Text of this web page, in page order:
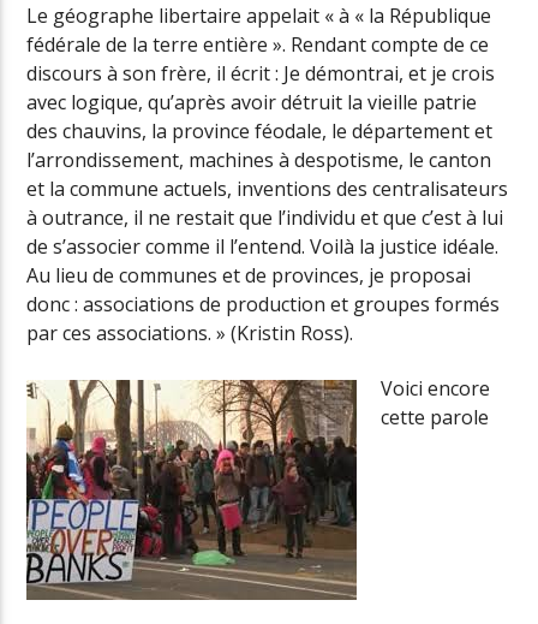
Le géographe libertaire appelait « à « la République
fédérale de la terre entière ». Rendant compte de ce
discours à son frère, il écrit : Je démontrai, et je crois
avec logique, qu’après avoir détruit la vieille patrie
des chauvins, la province féodale, le département et
l’arrondissement, machines à despotisme, le canton
et la commune actuels, inventions des centralisateurs
à outrance, il ne restait que l’individu et que c’est à lui
de s’associer comme il l’entend. Voilà la justice idéale.
Au lieu de communes et de provinces, je proposai
donc : associations de production et groupes formés
par ces associations. » (Kristin Ross).
Voici encore
cette parole